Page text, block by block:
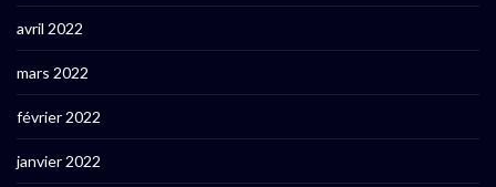
avril 2022
mars 2022
février 2022
janvier 2022